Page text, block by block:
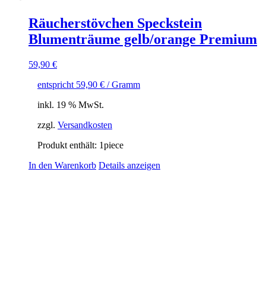
Räucherstövchen Speckstein
Blumenträume gelb/orange Premium
59,90 €
entspricht 59,90 € / Gramm
inkl. 19 % MwSt.
zzgl. Versandkosten
Produkt enthält: 1piece
In den Warenkorb Details anzeigen